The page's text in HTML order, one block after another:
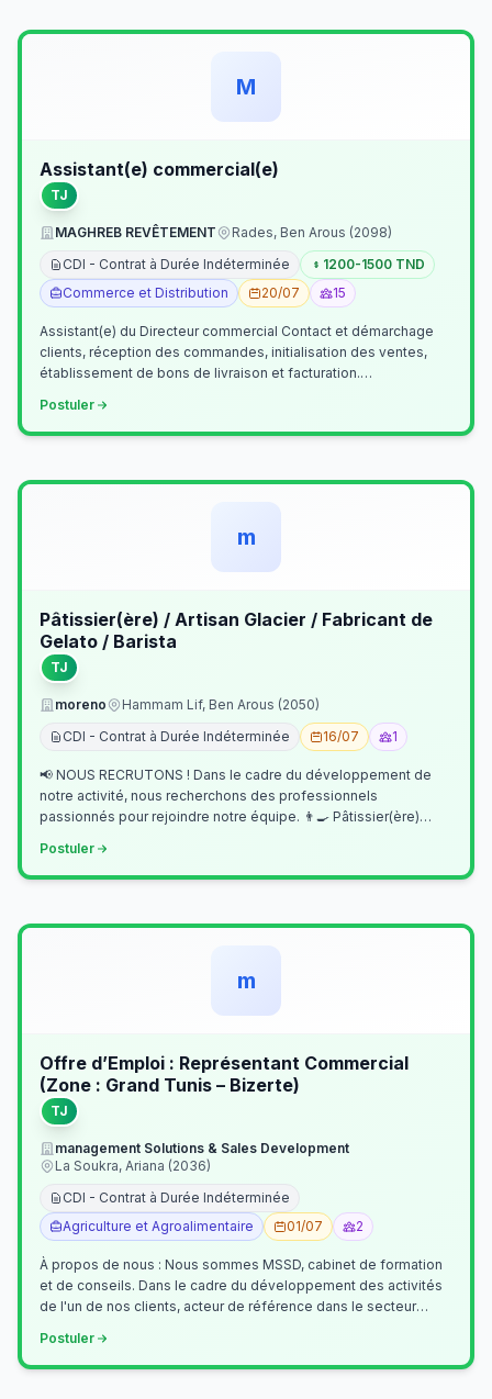
M
Assistant(e) commercial(e)
TJ
MAGHREB REVÊTEMENT
Rades, Ben Arous (2098)
CDI - Contrat à Durée Indéterminée
1200-1500 TND
Commerce et Distribution
20/07 15
Assistant(e) du Directeur commercial Contact et démarchage
clients, réception des commandes, initialisation des ventes,
établissement de bons de livraison et facturation.
Postuler
m
Pâtissier(ère) / Artisan Glacier / Fabricant de
Gelato / Barista
TJ
moreno
Hammam Lif, Ben Arous (2050)
CDI - Contrat à Durée Indéterminée
16/07 1
📢 NOUS RECRUTONS ! Dans le cadre du développement de
notre activité, nous recherchons des professionnels
passionnés pour rejoindre notre équipe. 👨‍🍳 Pâtissier(ère)
Postuler
m
Offre d’Emploi : Représentant Commercial
(Zone : Grand Tunis – Bizerte)
TJ
management Solutions & Sales Development
La Soukra, Ariana (2036)
CDI - Contrat à Durée Indéterminée
Agriculture et Agroalimentaire
01/07 2
À propos de nous : Nous sommes MSSD, cabinet de formation
et de conseils. Dans le cadre du développement des activités
de l'un de nos clients, acteur de référence dans le secteur
Postuler